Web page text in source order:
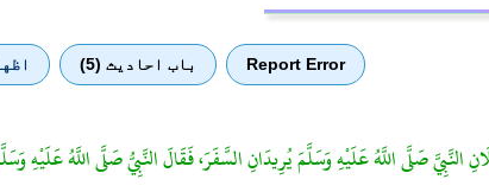
Report Error باب احادیث (5)
النَّبِيَّ صَلَّى اللَّهُ عَلَيْهِ وَسَلَّمَ يُرِيدَانِ السَّفَرَ، فَقَالَ النَّبِيُّ صَلَّى اللَّهُ عَلَيْهِ